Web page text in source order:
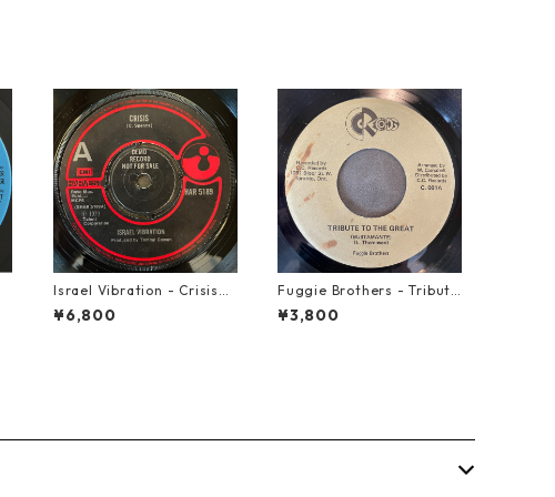
Israel Vibration - Crisis
【7-21895】
¥6,800
Fuggie Brothers - Tribute
To The Great【7-21765】
¥3,800